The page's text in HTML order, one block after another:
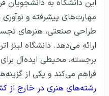
این دانشگاه به
مهارت‌های پیشرفته و
طراحی صنعتی، هنرهای
ارائه می‌دهد. دانشگاه لینز
برجسته، محیطی ایده‌آل
فراهم می‌کند و یکی از
رشته‌های هنری در خارج از